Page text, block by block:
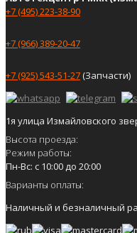
+7 (495) 223-38-90
+7 (966) 389-20-47
+7 (925) 543-51-27(Запчасти)
1я улица Измайловского
Высота проезда:
Режим работы:
Пн-Вс: с 10:00 до 20:00
Варианты оплаты:
Наличный и безналичный